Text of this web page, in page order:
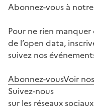
Abonnez-vous à
Pour ne rien
de l’open data,
suivez nos
Abonnez-vousVoir
Suivez-nous
sur les réseaux sociaux